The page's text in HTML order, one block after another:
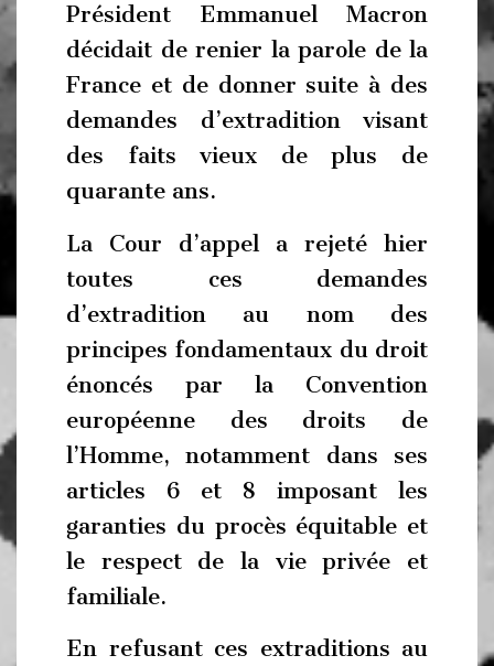
Président Emmanuel Macron
décidait de renier la parole de la
France et de donner suite à des
demandes d’extradition visant
des faits vieux de plus de
quarante ans.
La Cour d’appel a rejeté hier
toutes ces demandes
d’extradition au nom des
principes fondamentaux du droit
énoncés par la Convention
européenne des droits de
l’Homme, notamment dans ses
articles 6 et 8 imposant les
garanties du procès équitable et
le respect de la vie privée et
familiale.
En refusant ces extraditions au